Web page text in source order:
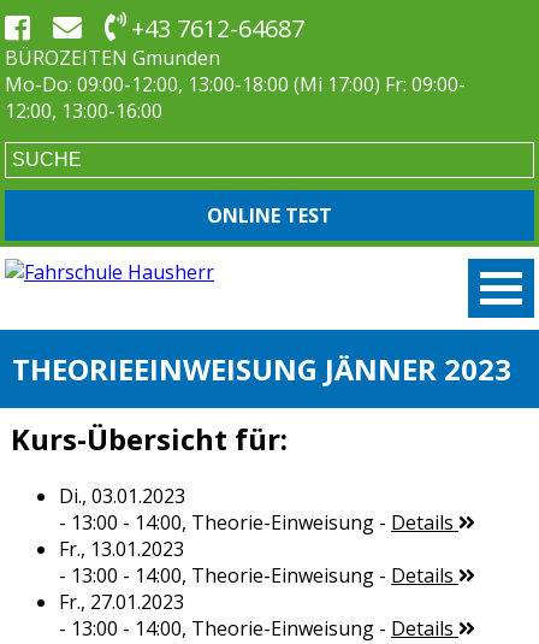
+43 7612-64687
BÜROZEITEN Gmunden
Mo-Do: 09:00-12:00, 13:00-18:00 (Mi 17:00) Fr: 09:00-
12:00, 13:00-16:00
ONLINE TEST
THEORIEEINWEISUNG JÄNNER 2023
Kurs-Übersicht für:
Di., 03.01.2023
- 13:00 - 14:00, Theorie-Einweisung- Details
Fr., 13.01.2023
- 13:00 - 14:00, Theorie-Einweisung- Details
Fr., 27.01.2023
- 13:00 - 14:00, Theorie-Einweisung- Details